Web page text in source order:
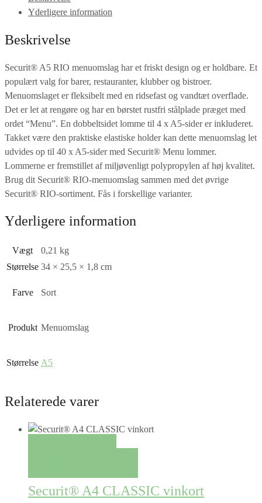
Yderligere information
Beskrivelse
Securit® A5 RIO menuomslag har et friskt design og er holdbare. Et
populært valg for barer, restauranter, klubber og bistroer.
Menuomslaget er fleksibelt med en ridsefast og vandtæt overflade.
Det er let at rengøre og har en børstet rustfri stålplade præget med
ordet “Menu”. En dobbeltsidet lomme til 4 x A5-sider er inkluderet.
Takket være den praktiske elastiske holder kan dette menuomslag let
udvides op til 40 x A5-sider med Securit® Menu lommer.
Lommerne er fremstillet af miljøvenligt polypropylen af høj kvalitet.
Brug dit Securit® RIO-menuomslag sammen med det øvrige
Securit® RIO-sortiment. Fås i forskellige varianter.
Yderligere information
Vægt
0,21 kg
Størrelse 34 × 25,5 × 1,8 cm
Farve Sort
Produkt Menuomslag
Størrelse A5
Relaterede varer
Securit® A4 CLASSIC vinkort